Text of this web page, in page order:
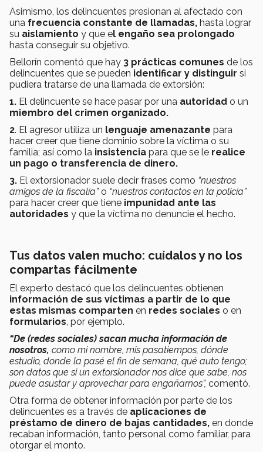
Asimismo, los delincuentes presionan al afectado con
una frecuencia constante de llamadas, hasta lograr
su aislamiento y que el engaño sea prolongado
hasta conseguir su objetivo.
Bellorín comentó que hay 3 prácticas comunes de los
delincuentes que se pueden identificar y distinguir si
pudiera tratarse de una llamada de extorsión:
1. El delincuente se hace pasar por una autoridad o un
miembro del crimen organizado.
2. El agresor utiliza un lenguaje amenazante para
hacer creer que tiene dominio sobre la víctima o su
familia; así como la insistencia para que se le realice
un pago o transferencia de dinero.
3. El extorsionador suele decir frases como “nuestros
amigos de la fiscalía”o “nuestros contactos en la policía”
para hacer creer que tiene impunidad ante las
autoridades y que la víctima no denuncie el hecho.
Tus datos valen mucho: cuídalos y no los
compartas fácilmente
El experto destacó que los delincuentes obtienen
información de sus víctimas a partir de lo que
estas mismas comparten en redes sociales o en
formularios, por ejemplo.
“De (redes sociales) sacan mucha información de
nosotros, como mi nombre, mis pasatiempos, dónde
estudio, donde la pasé el fin de semana, qué auto tengo;
son datos que si un extorsionador nos dice que sabe, nos
puede asustar y aprovechar para engañarnos”, comentó.
Otra forma de obtener información por parte de los
delincuentes es a través de aplicaciones de
préstamo de dinero de bajas cantidades, en donde
recaban información, tanto personal como familiar, para
otorgar el monto.